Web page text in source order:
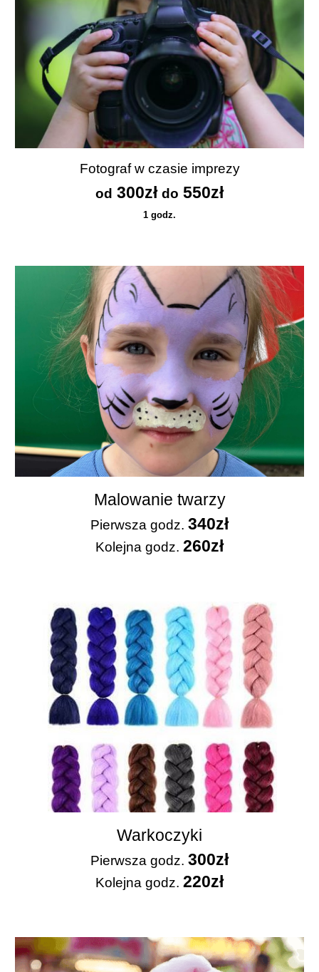
Fotograf w czasie imprezy
od 300zł do 550zł
1 godz.
Malowanie twarzy
Pierwsza godz. 340zł
Kolejna godz. 260zł
Warkoczyki
Pierwsza godz. 300zł
Kolejna godz. 220zł